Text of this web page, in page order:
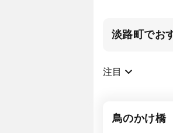
淡路町でお
注目
鳥のかけ橋